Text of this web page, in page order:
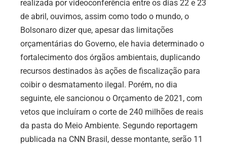
realizada por videoconferência entre os dias 22 e 23
de abril, ouvimos, assim como todo o mundo, o
Bolsonaro dizer que, apesar das limitações
orçamentárias do Governo, ele havia determinado o
fortalecimento dos órgãos ambientais, duplicando
recursos destinados às ações de fiscalização para
coibir o desmatamento ilegal. Porém, no dia
seguinte, ele sancionou o Orçamento de 2021, com
vetos que incluíram o corte de 240 milhões de reais
da pasta do Meio Ambiente. Segundo reportagem
publicada na CNN Brasil, desse montante, serão 11